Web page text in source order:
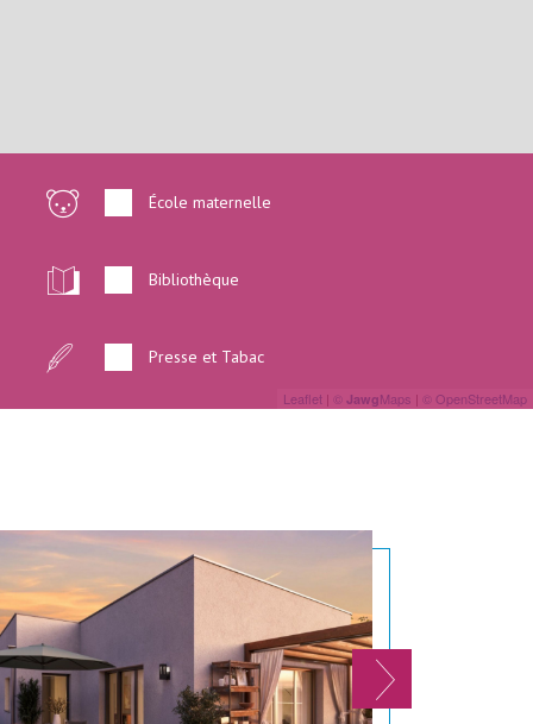
Leaflet | © JawgMaps | © OpenStreetMap
École maternelle
Bibliothèque
Presse et Tabac